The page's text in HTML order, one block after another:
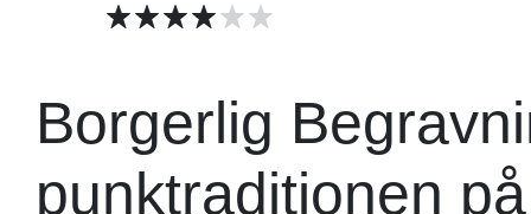
Borgerlig
punktraditionen